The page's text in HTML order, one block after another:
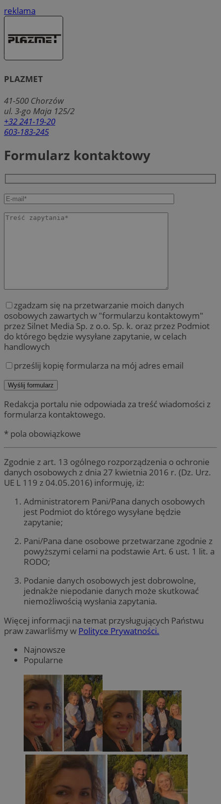
reklama
PLAZMET
41-500 Chorzów
ul. 3-go Maja 125/2
+32 241-19-20
603-183-245
Formularz kontaktowy
zgadzam się na przetwarzanie moich danych
osobowych zawartych w "formularzu kontaktowym"
przez Silnet Media Sp. z o.o. Sp. k. oraz przez Podmiot
do którego będzie wysyłane zapytanie, w celach
handlowych
prześlij kopię formularza na mój adres email
Redakcja portalu nie odpowiada za treść wiadomości z
formularza kontaktowego.
* pola obowiązkowe
Zgodnie z art. 13 ogólnego rozporządzenia o ochronie
danych osobowych z dnia 27 kwietnia 2016 r. (Dz. Urz.
UE L 119 z 04.05.2016) informuję, iż:
Administratorem Pani/Pana danych osobowych
jest Podmiot do którego wysyłane będzie
zapytanie;
Pani/Pana dane osobowe przetwarzane zgodnie z
powyższymi celami na podstawie Art. 6 ust. 1 lit. a
RODO;
Podanie danych osobowych jest dobrowolne,
jednakże niepodanie danych może skutkować
niemożliwością wysłania zapytania.
Więcej informacji na temat przysługujących Państwu
praw zawarliśmy w Polityce Prywatności.
Najnowsze
Popularne